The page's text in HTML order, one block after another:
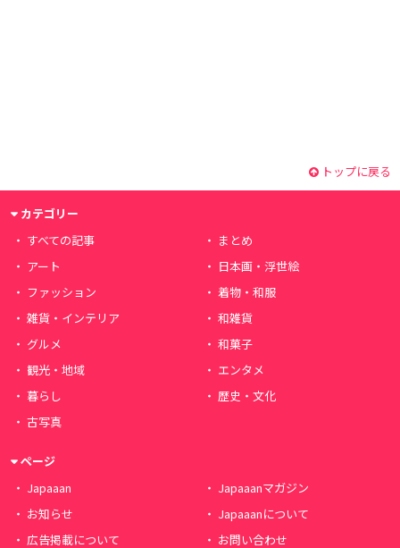
トップに戻る
カテゴリー
すべての記事
まとめ
アート
日本画・浮世絵
ファッション
着物・和服
雑貨・インテリア
和雑貨
グルメ
和菓子
観光・地域
エンタメ
暮らし
歴史・文化
古写真
ページ
Japaaan
Japaaanマガジン
お知らせ
Japaaanについて
広告掲載について
お問い合わせ